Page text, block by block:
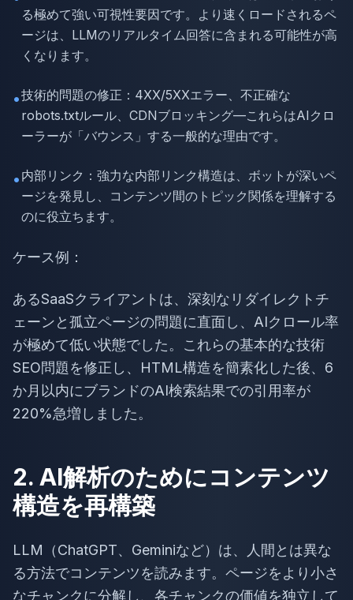
る極めて強い可視性要因です。より速くロードされるペ
ージは、LLMのリアルタイム回答に含まれる可能性が高
くなります。
•技術的問題の修正：4XX/5XXエラー、不正確な
robots.txtルール、CDNブロッキング—これらはAIクロ
ーラーが「バウンス」する一般的な理由です。
• 内部リンク：強力な内部リンク構造は、ボットが深いペ
ージを発見し、コンテンツ間のトピック関係を理解する
のに役立ちます。
ケース例：
あるSaaSクライアントは、深刻なリダイレクトチ
ェーンと孤立ページの問題に直面し、AIクロール率
が極めて低い状態でした。これらの基本的な技術
SEO問題を修正し、HTML構造を簡素化した後、6
か月以内にブランドのAI検索結果での引用率が
220%急増しました。
2. AI解析のためにコンテンツ
構造を再構築
LLM（ChatGPT、Geminiなど）は、人間とは異な
る方法でコンテンツを読みます。ページをより小さ
なチャンクに分解し、各チャンクの価値を独立して